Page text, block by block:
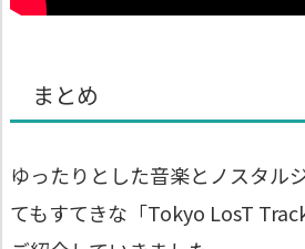
まとめ
ゆったりとした音楽とノスタル
てもすてきな「Tokyo LosT